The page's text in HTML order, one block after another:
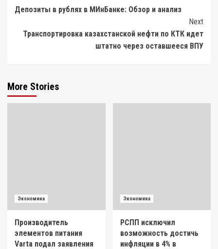
Navigation
Депозиты в рублях в МИнБанке: Обзор и анализ
Next
Транспортировка казахстанской нефти по КТК идет
штатно через оставшееся ВПУ
More Stories
Экономика
Производитель
элементов питания
Varta подал заявления
Экономика
РСПП исключил
возможность достичь
инфляции в 4% в